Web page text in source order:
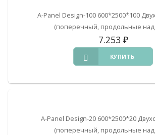
A-Panel Design-100 600*2500*100
(поперечный, продольные
7.253 ₽
КУПИТЬ
A-Panel Design-20 600*2500*20
(поперечный, продольные